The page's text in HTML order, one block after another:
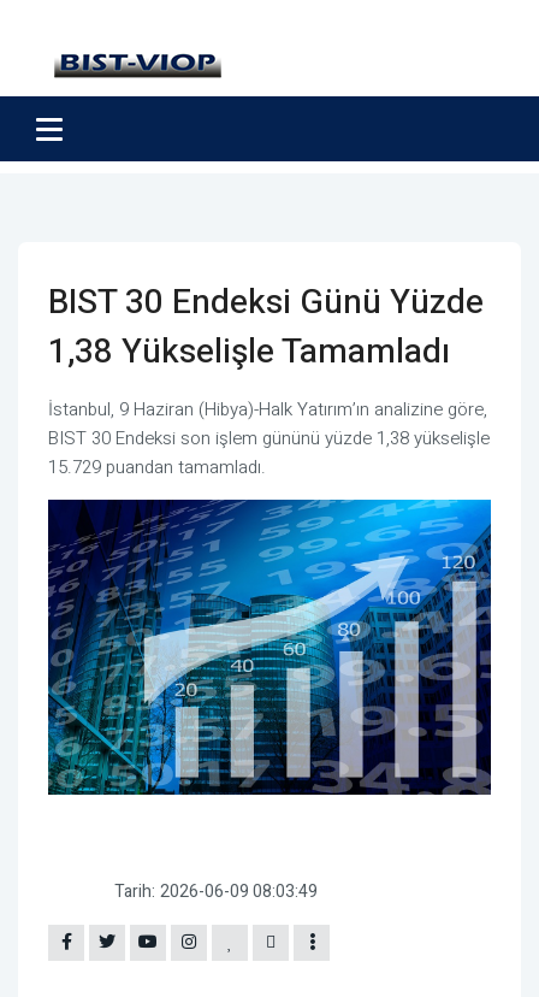
BIST 30 Endeksi Günü Yüzde
1,38 Yükselişle Tamamladı
İstanbul, 9 Haziran (Hibya)-Halk Yatırım’ın analizine göre,
BIST 30 Endeksi son işlem gününü yüzde 1,38 yükselişle
15.729 puandan tamamladı.
Tarih: 2026-06-09 08:03:49